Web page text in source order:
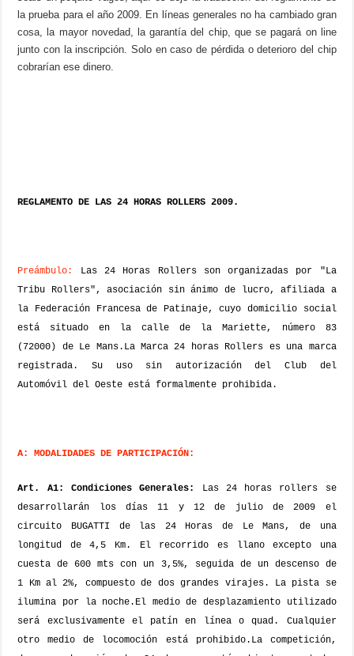
la prueba para el año 2009. En líneas generales no ha cambiado gran
cosa, la mayor novedad, la garantía del chip, que se pagará on line
junto con la inscripción. Solo en caso de pérdida o deterioro del chip
cobrarían ese dinero.
REGLAMENTO DE LAS 24 HORAS ROLLERS 2009.
Preámbulo:
Las 24 Horas Rollers son organizadas por "La
Tribu Rollers", asociación sin ánimo de lucro, afiliada a
la Federación Francesa de Patinaje, cuyo domicilio social
está situado en la calle de la Mariette, número 83
(72000) de Le Mans. La Marca 24 horas Rollers es una marca
registrada. Su uso sin autorización del Club del
Automóvil del Oeste está formalmente prohibida.
A: MODALIDADES DE PARTICIPACIÓN:
Art. A1: Condiciones Generales:
Las 24 horas rollers se
desarrollarán los días 11 y 12 de julio de 2009 el
circuito BUGATTI de las 24 Horas de Le Mans, de una
longitud de 4,5 Km. El recorrido es llano excepto una
cuesta de 600 mts con un 3,5%, seguida de un descenso de
1 Km al 2%, compuesto de dos grandes virajes. La pista se
ilumina por la noche. El medio de desplazamiento utilizado
será exclusivamente el patín en línea o quad. Cualquier
otro medio de locomoción está prohibido. La competición,